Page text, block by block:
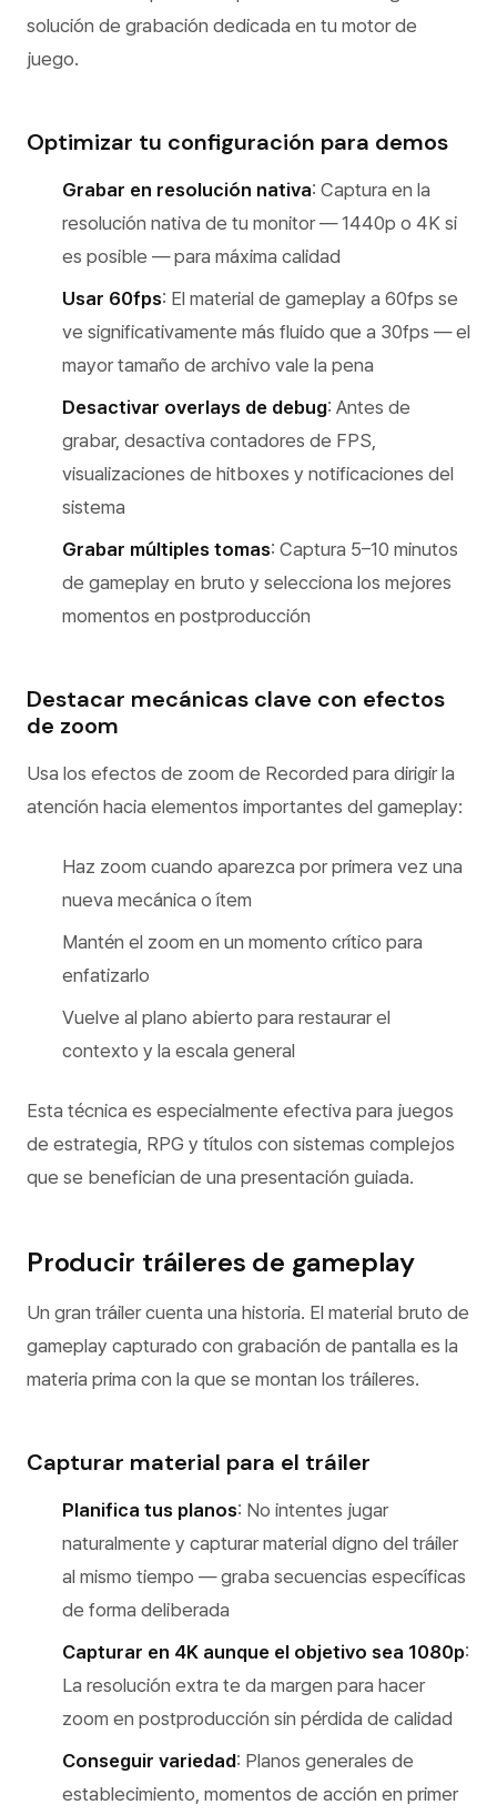
solución de grabación dedicada en tu motor de
juego.
Optimizar tu configuración para demos
Grabar en resolución nativa: Captura en la
resolución nativa de tu monitor — 1440p o 4K si
es posible — para máxima calidad
Usar 60fps: El material de gameplay a 60fps se
ve significativamente más fluido que a 30fps — el
mayor tamaño de archivo vale la pena
Desactivar overlays de debug: Antes de
grabar, desactiva contadores de FPS,
visualizaciones de hitboxes y notificaciones del
sistema
Grabar múltiples tomas: Captura 5–10 minutos
de gameplay en bruto y selecciona los mejores
momentos en postproducción
Destacar mecánicas clave con efectos
de zoom
Usa los efectos de zoom de Recorded para dirigir la
atención hacia elementos importantes del gameplay:
Haz zoom cuando aparezca por primera vez una
nueva mecánica o ítem
Mantén el zoom en un momento crítico para
enfatizarlo
Vuelve al plano abierto para restaurar el
contexto y la escala general
Esta técnica es especialmente efectiva para juegos
de estrategia, RPG y títulos con sistemas complejos
que se benefician de una presentación guiada.
Producir tráileres de gameplay
Un gran tráiler cuenta una historia. El material bruto de
gameplay capturado con grabación de pantalla es la
materia prima con la que se montan los tráileres.
Capturar material para el tráiler
Planifica tus planos: No intentes jugar
naturalmente y capturar material digno del tráiler
al mismo tiempo — graba secuencias específicas
de forma deliberada
Capturar en 4K aunque el objetivo sea 1080p:
La resolución extra te da margen para hacer
zoom en postproducción sin pérdida de calidad
Conseguir variedad: Planos generales de
establecimiento, momentos de acción en primer